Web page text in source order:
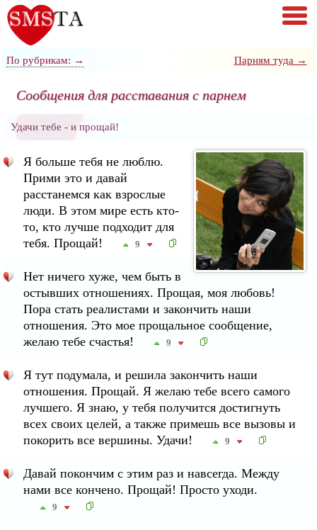
По рубрикам: → Парням туда →
Сообщения для расставания с парнем
Удачи тебе - и прощай!
Я больше тебя не люблю.
Прими это и давай
расстанемся как взрослые
люди. В этом мире есть кто-
то, кто лучше подходит для
тебя. Прощай!
9
Нет ничего хуже, чем быть в
остывших отношениях. Прощая, моя любовь!
Пора стать реалистами и закончить наши
отношения. Это мое прощальное сообщение,
желаю тебе счастья!
9
Я тут подумала, и решила закончить наши
отношения. Прощай. Я желаю тебе всего самого
лучшего. Я знаю, у тебя получится достигнуть
всех своих целей, а также примешь все вызовы и
покорить все вершины. Удачи!
9
Давай покончим с этим раз и навсегда. Между
нами все кончено. Прощай! Просто уходи.
9